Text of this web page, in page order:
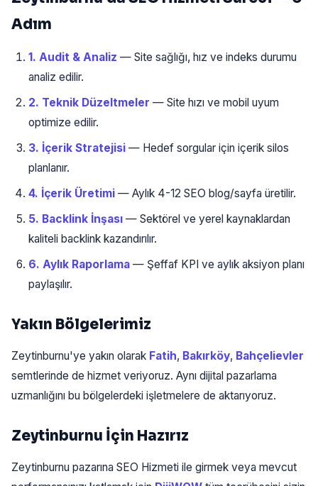
Adım
1. Audit & Analiz — Site sağlığı, hız ve indeks durumu
analiz edilir.
2. Teknik Düzeltmeler — Site hızı ve mobil uyum
optimize edilir.
3. İçerik Stratejisi — Hedef sorgular için içerik silos
planlanır.
4. İçerik Üretimi — Aylık 4-12 SEO blog/sayfa üretilir.
5. Backlink İnşası — Sektörel ve yerel kaynaklardan
kaliteli backlink kazandırılır.
6. Aylık Raporlama — Şeffaf KPI ve aylık aksiyon planı
paylaşılır.
Yakın Bölgelerimiz
Zeytinburnu'ye yakın olarak Fatih, Bakırköy, Bahçelievler
semtlerinde de hizmet veriyoruz. Aynı dijital pazarlama
uzmanlığını bu bölgelerdeki işletmelere de aktarıyoruz.
Zeytinburnu İçin Hazırız
Zeytinburnu pazarına SEO Hizmeti ile girmek veya mevcut